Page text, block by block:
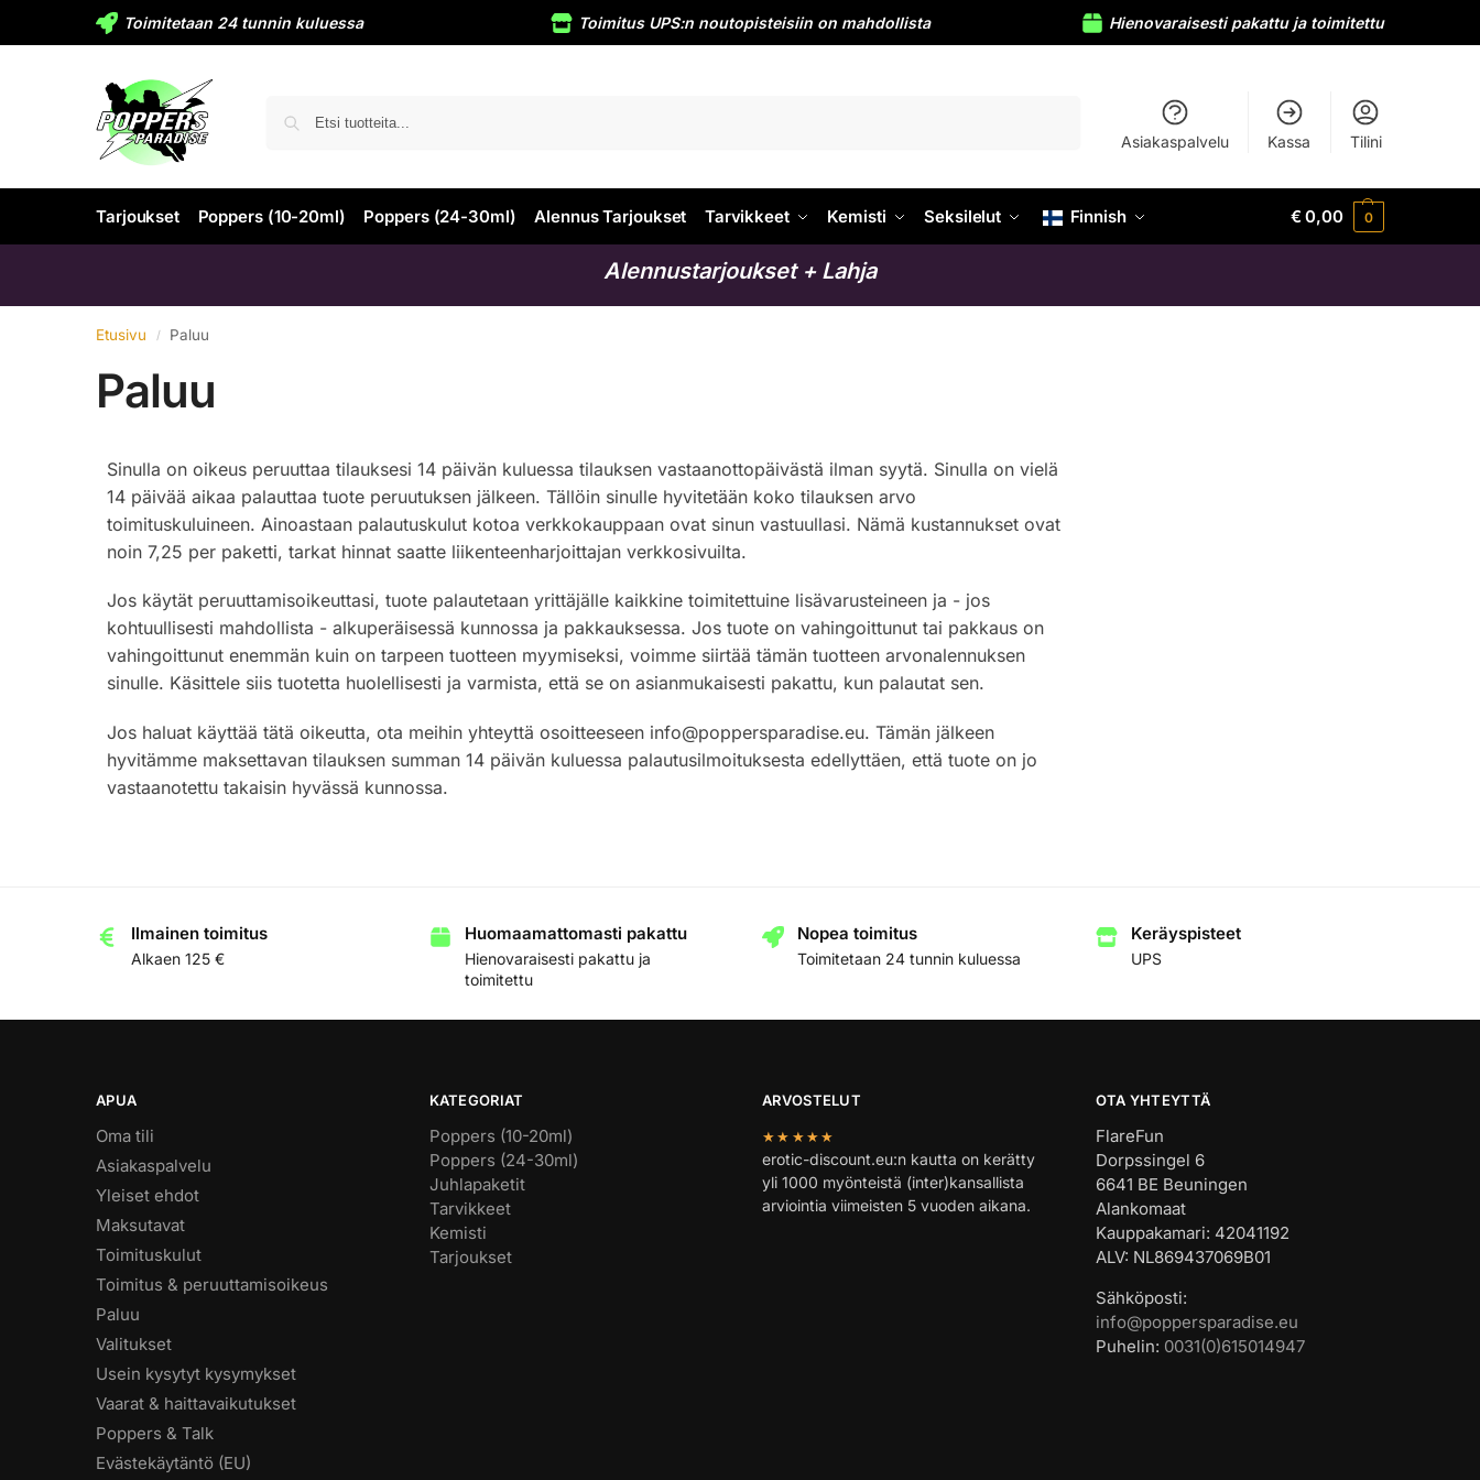
Toimitetaan 24 tunnin kuluessa Toimitus UPS:n noutopisteisiin on mahdollista Hienovaraisesti pakattu ja toimitettu
Asiakaspalvelu
Kassa Tilini
Tarjoukset Poppers (10-20ml) Poppers (24-30ml) Alennus Tarjoukset Tarvikkeet Kemisti Seksilelut Finnish €0,00 0
Alennustarjoukset + Lahja
Etusivu / Paluu
Paluu
Sinulla on oikeus peruuttaa tilauksesi 14 päivän kuluessa tilauksen vastaanottopäivästä ilman syytä. Sinulla on vielä
14 päivää aikaa palauttaa tuote peruutuksen jälkeen. Tällöin sinulle hyvitetään koko tilauksen arvo
toimituskuluineen. Ainoastaan palautuskulut kotoa verkkokauppaan ovat sinun vastuullasi. Nämä kustannukset ovat
noin 7,25 per paketti, tarkat hinnat saatte liikenteenharjoittajan verkkosivuilta.
Jos käytät peruuttamisoikeuttasi, tuote palautetaan yrittäjälle kaikkine toimitettuine lisävarusteineen ja - jos
kohtuullisesti mahdollista - alkuperäisessä kunnossa ja pakkauksessa. Jos tuote on vahingoittunut tai pakkaus on
vahingoittunut enemmän kuin on tarpeen tuotteen myymiseksi, voimme siirtää tämän tuotteen arvonalennuksen
sinulle. Käsittele siis tuotetta huolellisesti ja varmista, että se on asianmukaisesti pakattu, kun palautat sen.
Jos haluat käyttää tätä oikeutta, ota meihin yhteyttä osoitteeseen info@poppersparadise.eu. Tämän jälkeen
hyvitämme maksettavan tilauksen summan 14 päivän kuluessa palautusilmoituksesta edellyttäen, että tuote on jo
vastaanotettu takaisin hyvässä kunnossa.
Ilmainen toimitus
Alkaen 125 €
Huomaamattomasti pakattu
Hienovaraisesti pakattu ja
toimitettu
Nopea toimitus
Toimitetaan 24 tunnin kuluessa
Keräyspisteet
UPS
APUA
Oma tili
Asiakaspalvelu
Yleiset ehdot
Maksutavat
Toimituskulut
Toimitus & peruuttamisoikeus
Paluu
Valitukset
Usein kysytyt kysymykset
Vaarat & haittavaikutukset
Poppers & Talk
Evästekäytäntö (EU)
KATEGORIAT
Poppers (10-20ml)
Poppers (24-30ml)
Juhlapaketit
Tarvikkeet
Kemisti
Tarjoukset
ARVOSTELUT
★★★★★
erotic-discount.eu:n kautta on kerätty
yli 1000 myönteistä (inter)kansallista
arviointia viimeisten 5 vuoden aikana.
OTA YHTEYTTÄ
FlareFun
Dorpssingel 6
6641 BE Beuningen
Alankomaat
Kauppakamari: 42041192
ALV: NL869437069B01
Sähköposti:
info@poppersparadise.eu
Puhelin: 0031(0)615014947